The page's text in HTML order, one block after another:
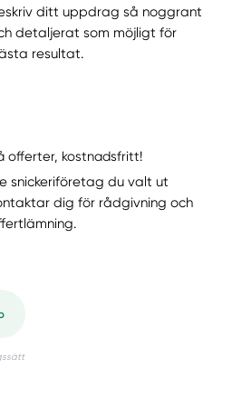
ditt uppdrag så noggrant
detaljerat som möjligt för
resultat.
offerter, kostnadsfritt!
snickeriföretag du valt ut
dig för rådgivning och